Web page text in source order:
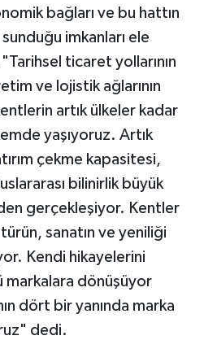
bağları ve bu hattın
imkanları ele
ticaret yollarının
ve lojistik ağlarının
artık ülkeler kadar
yaşıyoruz. Artık
çekme kapasitesi,
bilinirlik büyük
gerçekleşiyor. Kentler
sanatın ve yeniliği
Kendi hikayelerini
markalara dönüşüyor
dört bir yanında marka
dedi.